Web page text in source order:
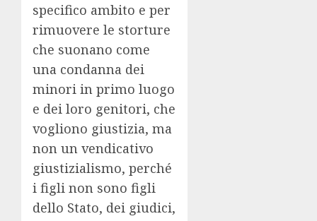
specifico ambito e per
rimuovere le storture
che suonano come
una condanna dei
minori in primo luogo
e dei loro genitori, che
vogliono giustizia, ma
non un vendicativo
giustizialismo, perché
i figli non sono figli
dello Stato, dei giudici,